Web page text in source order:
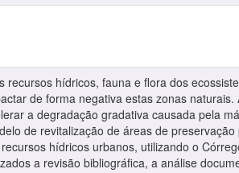
hídricos, fauna e flora dos
de forma negativa estas zonas naturais.
a degradação gradativa causada pela
de revitalização de áreas de
hídricos urbanos, utilizando o
a revisão bibliográfica, a análise